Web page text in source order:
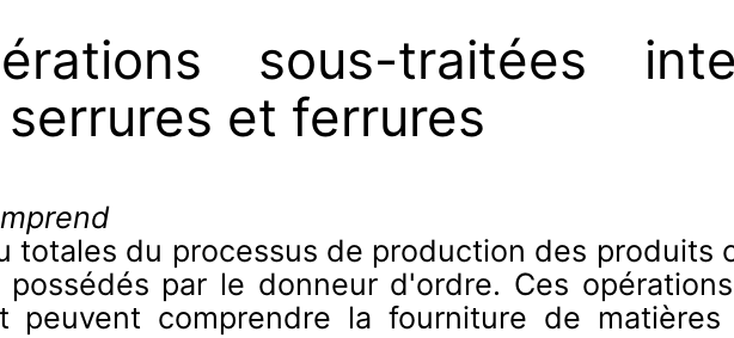
sous-traitées
et ferrures
totales du processus de production des produits
par le donneur d'ordre. Ces
peuvent comprendre la fourniture de matières